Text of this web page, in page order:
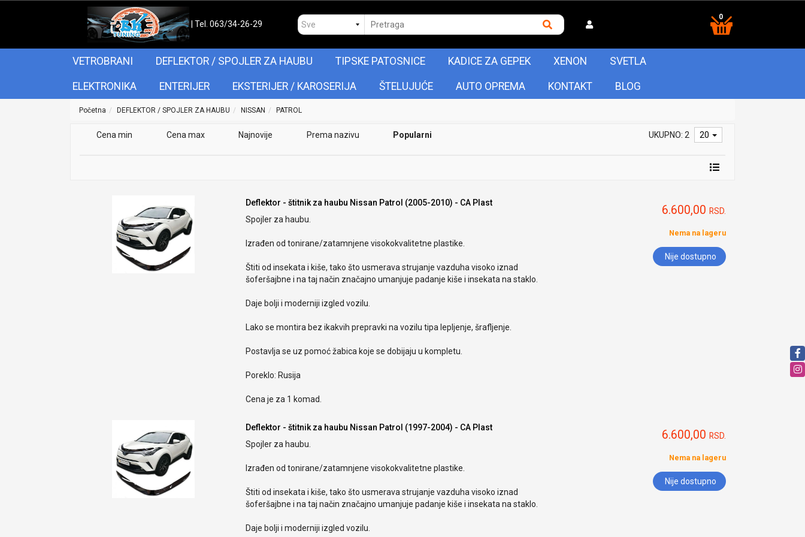
| Tel. 063/34-26-29
0
VETROBRANI DEFLEKTOR / SPOJLER ZA HAUBU TIPSKE PATOSNICE KADICE ZA GEPEK XENON SVETLA
ELEKTRONIKA ENTERIJER EKSTERIJER / KAROSERIJA ŠTELUJUĆE AUTO OPREMA KONTAKT BLOG
Početna DEFLEKTOR / SPOJLER ZA HAUBU NISSAN PATROL
Cena min Cena max Najnovije Prema nazivu Popularni UKUPNO: 2 20
Deflektor - štitnik za haubu Nissan Patrol (2005-2010) - CA Plast
Spojler za haubu.
Izrađen od tonirane/zatamnjene visokokvalitetne plastike.
Štiti od insekata i kiše, tako što usmerava strujanje vazduha visoko iznad
šoferšajbne i na taj način značajno umanjuje padanje kiše i insekata na staklo.
Daje bolji i moderniji izgled vozilu.
Lako se montira bez ikakvih prepravki na vozilu tipa lepljenje, šrafljenje.
Postavlja se uz pomoć žabica koje se dobijaju u kompletu.
Poreklo: Rusija
Cena je za 1 komad.
6.600,00 RSD.
Nema na lageru
Nije dostupno
Deflektor - štitnik za haubu Nissan Patrol (1997-2004) - CA Plast
Spojler za haubu.
Izrađen od tonirane/zatamnjene visokokvalitetne plastike.
Štiti od insekata i kiše, tako što usmerava strujanje vazduha visoko iznad
šoferšajbne i na taj način značajno umanjuje padanje kiše i insekata na staklo.
Daje bolji i moderniji izgled vozilu.
6.600,00 RSD.
Nema na lageru
Nije dostupno